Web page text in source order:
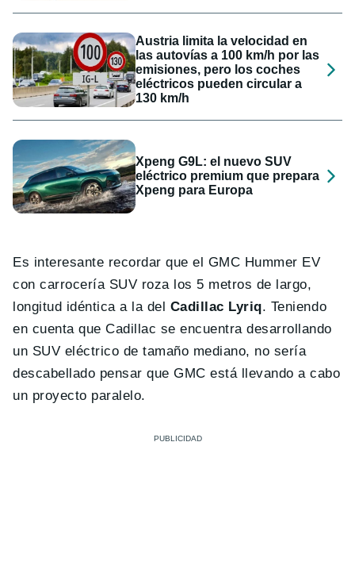
Austria limita la velocidad en
las autovías a 100 km/h por las
emisiones, pero los coches
eléctricos pueden circular a
130 km/h
Xpeng G9L: el nuevo SUV
eléctrico premium que prepara
Xpeng para Europa
Es interesante recordar que el GMC Hummer EV
con carrocería SUV roza los 5 metros de largo,
longitud idéntica a la del Cadillac Lyriq. Teniendo
en cuenta que Cadillac se encuentra desarrollando
un SUV eléctrico de tamaño mediano, no sería
descabellado pensar que GMC está llevando a cabo
un proyecto paralelo.